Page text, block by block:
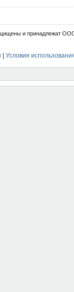
и принадлежат
Условия